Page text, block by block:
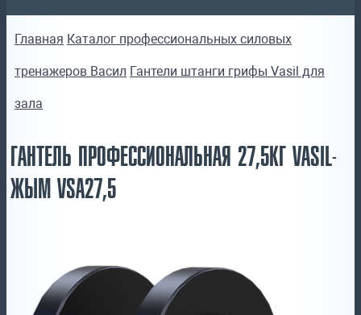
Главная Каталог профессиональных силовых
тренажеров Васил Гантели штанги грифы Vasil для
зала
ГАНТЕЛЬ ПРОФЕССИОНАЛЬНАЯ 27,5КГ VASIL-
ЖЫМ VSA27,5